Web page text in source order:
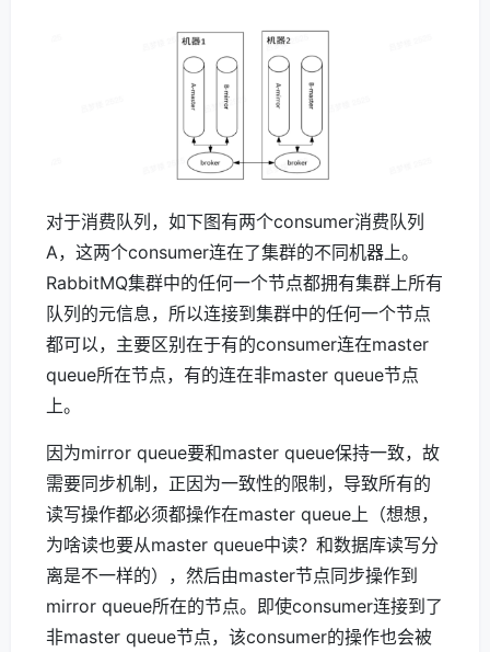
对于消费队列，如下图有两个consumer消费队列
A，这两个consumer连在了集群的不同机器上。
RabbitMQ集群中的任何一个节点都拥有集群上所有
队列的元信息，所以连接到集群中的任何一个节点
都可以，主要区别在于有的consumer连在master
queue所在节点，有的连在非master queue节点
上。
因为mirror queue要和master queue保持一致，故
需要同步机制，正因为一致性的限制，导致所有的
读写操作都必须都操作在master queue上（想想，
为啥读也要从master queue中读？和数据库读写分
离是不一样的），然后由master节点同步操作到
mirror queue所在的节点。即使consumer连接到了
非master queue节点，该consumer的操作也会被